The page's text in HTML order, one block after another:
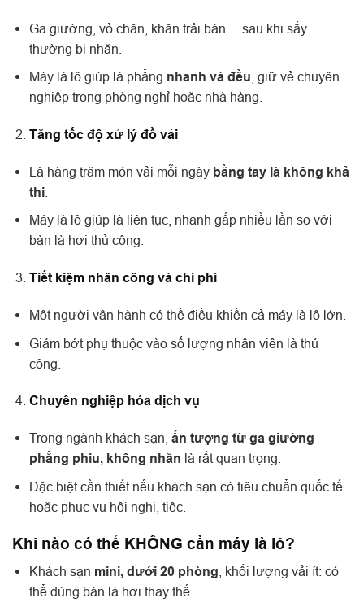
Ga giường, vỏ chăn, khăn trải bàn… sau khi sấy
thường bị nhăn.
Máy là lô giúp là phẳng nhanh và đều , giữ vẻ chuyên
nghiệp trong phòng nghỉ hoặc nhà hàng.
Tăng tốc độ xử lý đồ vải
Là hàng trăm món vải mỗi ngày bằng tay là không khả
thi.
Máy là lô giúp là liên tục, nhanh gấp nhiều lần so với
bàn là hơi thủ công.
Tiết kiệm nhân công và chi phí
Một người vận hành có thể điều khiển cả máy là lô lớn.
Giảm bớt phụ thuộc vào số lượng nhân viên là thủ
công.
Chuyên nghiệp hóa dịch vụ
Trong ngành khách sạn, ấn tượng từ ga giường
phẳng phiu, không nhăn là rất quan trọng.
Đặc biệt cần thiết nếu khách sạn có tiêu chuẩn quốc tế
hoặc phục vụ hội nghị, tiệc.
Khi nào có thể KHÔNG cần máy là lô?
Khách sạn mini, dưới 20 phòng , khối lượng vải ít: có
thể dùng bàn là hơi thay thế.